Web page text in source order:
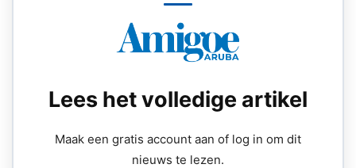
Lees het volledige artikel
Maak een gratis account aan of log in om dit
nieuws te lezen.